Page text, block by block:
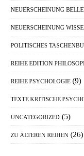
NEUERSCHEINUNG
NEUERSCHEINUNG
POLITISCHES
REIHE EDITION
REIHE PSYCHOLOGIE (9)
TEXTE KRITISCHE
UNCATEGORIZED (5)
ZU ÄLTEREN REIHEN (26)